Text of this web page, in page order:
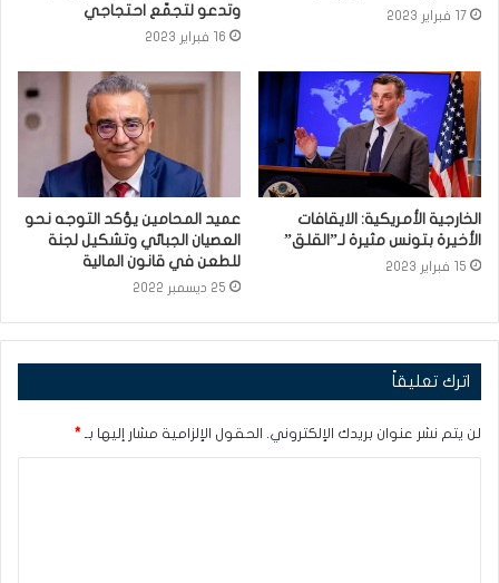
17 فبراير 2023
وتدعو لتجمّع احتجاجي
16 فبراير 2023
الخارجية الأمريكية: الايقافات
الأخيرة بتونس مثيرة لـ”القلق”
15 فبراير 2023
عميد المحامين يؤكد التوجه نحو
العصيان الجبائي وتشكيل لجنة
للطعن في قانون المالية
25 ديسمبر 2022
اترك تعليقاً
لن يتم نشر عنوان بريدك الإلكتروني. الحقول الإلزامية مشار إليها بـ *